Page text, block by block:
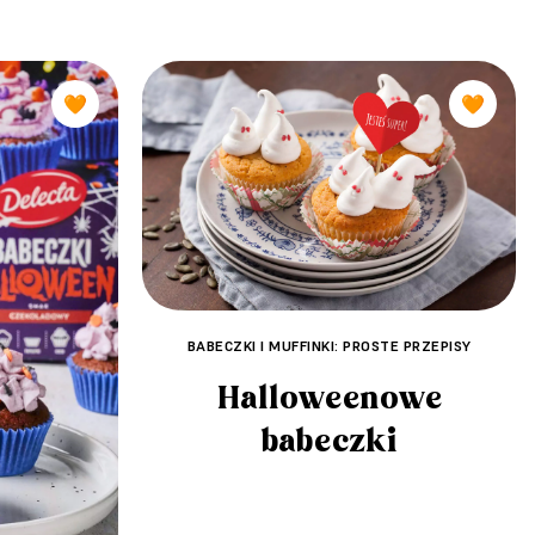
🧡 🧡
BABECZKI I MUFFINKI: PROSTE PRZEPISY
Halloweenowe
babeczki